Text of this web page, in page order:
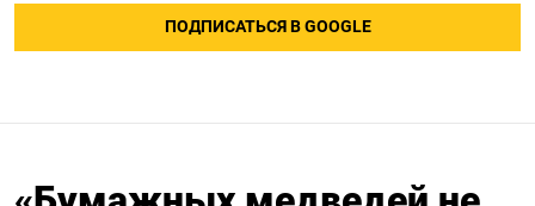
ПОДПИСАТЬСЯ В GOOGLE